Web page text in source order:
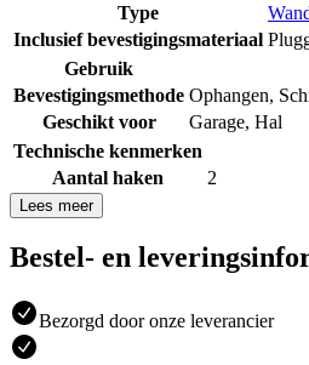
Type
Inclusief bevestigingsmateriaal
Gebruik
Bevestigingsmethode Ophangen,
Geschikt voor
Garage, Hal
Technische kenmerken
Aantal haken
2
Lees meer
Bestel- en
Bezorgd door onze leverancier